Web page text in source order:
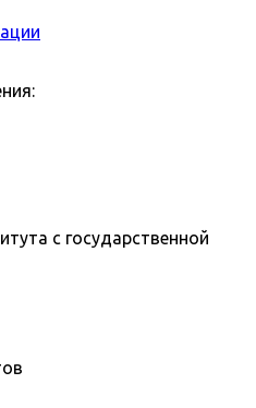
с государственной